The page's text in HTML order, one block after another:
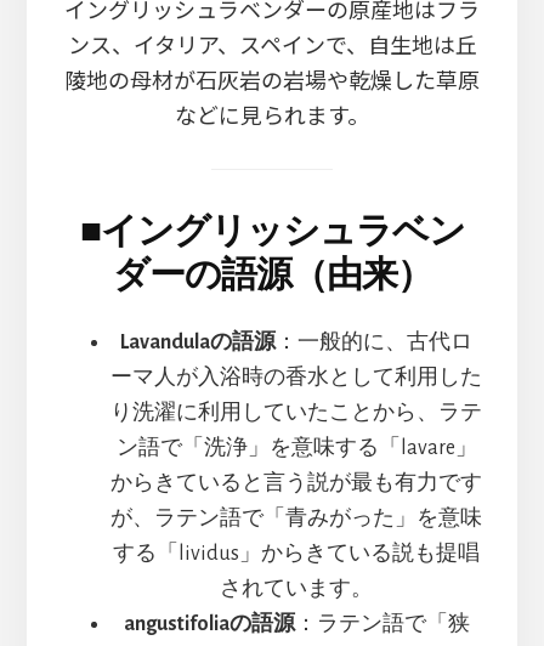
イングリッシュラベンダーの原産地はフラ
ンス、イタリア、スペインで、自生地は丘
陵地の母材が石灰岩の岩場や乾燥した草原
などに見られます。
■イングリッシュラベン
ダーの語源（由来）
Lavandulaの語源：一般的に、古代ロ
ーマ人が入浴時の香水として利用した
り洗濯に利用していたことから、ラテ
ン語で「洗浄」を意味する「lavare」
からきていると言う説が最も有力です
が、ラテン語で「青みがった」を意味
する「lividus」からきている説も提唱
されています。
angustifoliaの語源：ラテン語で「狭